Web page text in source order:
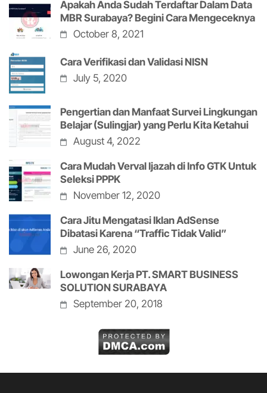
Apakah Anda Sudah Terdaftar Dalam Data
MBR Surabaya? Begini Cara Mengeceknya
October 8, 2021
Cara Verifikasi dan Validasi NISN
July 5, 2020
Pengertian dan Manfaat Survei Lingkungan
Belajar (Sulingjar) yang Perlu Kita Ketahui
August 4, 2022
Cara Mudah Verval Ijazah di Info GTK Untuk
Seleksi PPPK
November 12, 2020
Cara Jitu Mengatasi Iklan AdSense
Dibatasi Karena “Traffic Tidak Valid”
June 26, 2020
Lowongan Kerja PT. SMART BUSINESS
SOLUTION SURABAYA
September 20, 2018